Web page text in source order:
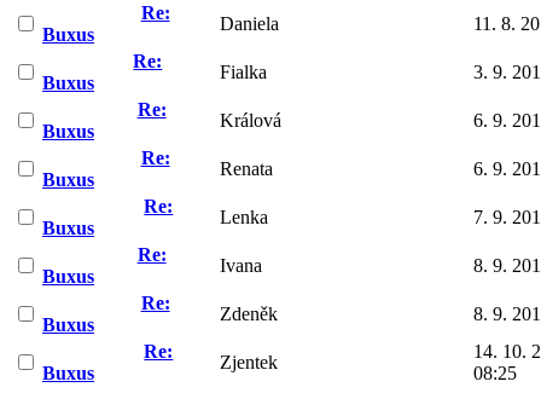
Re:
Buxus
Daniela
11. 8.
Re:
Buxus
Fialka
3. 9.
Re:
Buxus
Králová
6. 9.
Re:
Buxus
Renata
6. 9.
Re:
Buxus
Lenka
7. 9.
Re:
Buxus
Ivana
8. 9.
Re:
Buxus
Zdeněk
8. 9.
Re:
Buxus
Zjentek
14. 10.
08:25